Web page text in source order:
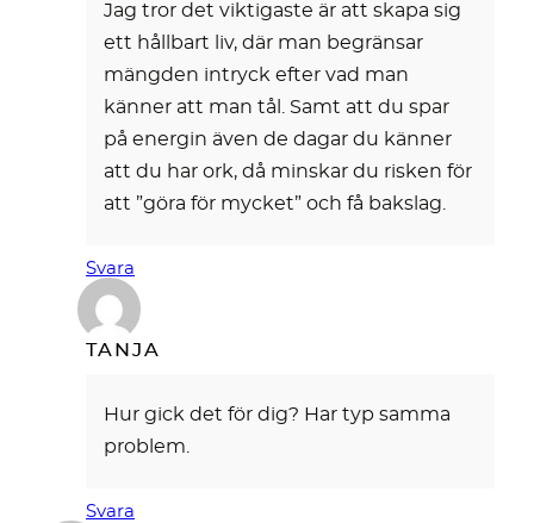
Jag tror det viktigaste är att skapa sig
ett hållbart liv, där man begränsar
mängden intryck efter vad man
känner att man tål. Samt att du spar
på energin även de dagar du känner
att du har ork, då minskar du risken för
att ”göra för mycket” och få bakslag.
Svara
TANJA
Hur gick det för dig? Har typ samma
problem.
Svara